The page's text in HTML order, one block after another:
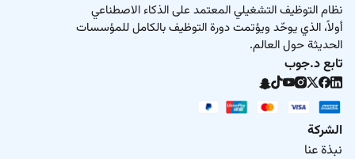
نظام التوظيف التشغيلي المعتمد على الذكاء الاصطناعي
أولاً، الذي يوحّد ويؤتمت دورة التوظيف بالكامل للمؤسسات
الحديثة حول العالم.
تابع د.جوب
الشركة
نبذة عنا